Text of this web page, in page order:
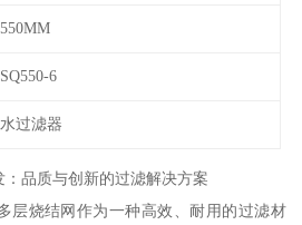
550MM
SQ550-6
水过滤器
品质与创新的过滤解决方案
层烧结网作为一种高效、耐用的过滤材